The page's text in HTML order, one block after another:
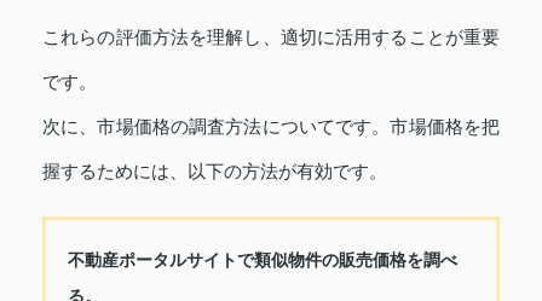
これらの評価方法を理解し、適切に活用することが重要
です。
次に、市場価格の調査方法についてです。市場価格を把
握するためには、以下の方法が有効です。
不動産ポータルサイトで類似物件の販売価格を調べ
る。